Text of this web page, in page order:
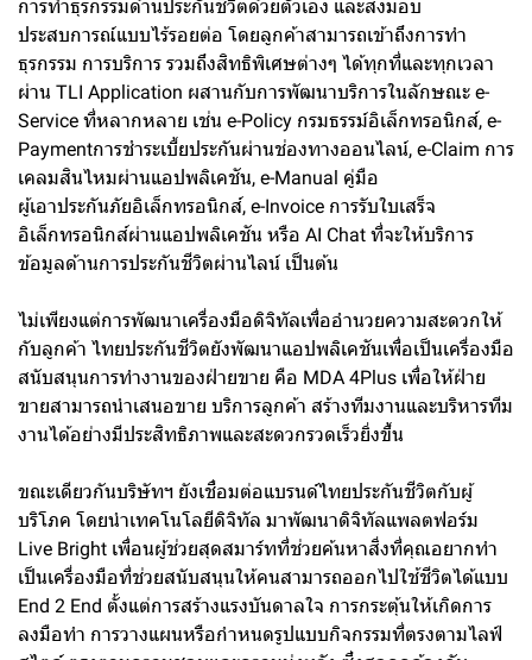
การทำธุรกรรมด้านประกันชีวิตด้วยตัวเอง และส่งมอบ
ประสบการณ์แบบไร้รอยต่อ โดยลูกค้าสามารถเข้าถึงการทำ
ธุรกรรม การบริการ รวมถึงสิทธิพิเศษต่างๆ ได้ทุกที่และทุกเวลา
ผ่าน TLI Application ผสานกับการพัฒนาบริการในลักษณะ e-
Service ที่หลากหลาย เช่น e-Policy กรมธรรม์อิเล็กทรอนิกส์, e-
Paymentการชำระเบี้ยประกันผ่านช่องทางออนไลน์, e-Claim การ
เคลมสินไหมผ่านแอปพลิเคชัน, e-Manual คู่มือ
ผู้เอาประกันภัยอิเล็กทรอนิกส์, e-Invoice การรับใบเสร็จ
อิเล็กทรอนิกส์ผ่านแอปพลิเคชัน หรือ AI Chat ที่จะให้บริการ
ข้อมูลด้านการประกันชีวิตผ่านไลน์ เป็นต้น
ไม่เพียงแต่การพัฒนาเครื่องมือดิจิทัลเพื่ออำนวยความสะดวกให้
กับลูกค้า ไทยประกันชีวิตยังพัฒนาแอปพลิเคชันเพื่อเป็นเครื่องมือ
สนับสนุนการทำงานของฝ่ายขาย คือ MDA 4Plus เพื่อให้ฝ่าย
ขายสามารถนำเสนอขาย บริการลูกค้า สร้างทีมงานและบริหารทีม
งานได้อย่างมีประสิทธิภาพและสะดวกรวดเร็วยิ่งขึ้น
ขณะเดียวกันบริษัทฯ ยังเชื่อมต่อแบรนด์ไทยประกันชีวิตกับผู้
บริโภค โดยนำเทคโนโลยีดิจิทัล มาพัฒนาดิจิทัลแพลตฟอร์ม
Live Bright เพื่อนผู้ช่วยสุดสมาร์ทที่ช่วยค้นหาสิ่งที่คุณอยากทำ
เป็นเครื่องมือที่ช่วยสนับสนุนให้คนสามารถออกไปใช้ชีวิตได้แบบ
End 2 End ตั้งแต่การสร้างแรงบันดาลใจ การกระตุ้นให้เกิดการ
ลงมือทำ การวางแผนหรือกำหนดรูปแบบกิจกรรมที่ตรงตามไลฟ์